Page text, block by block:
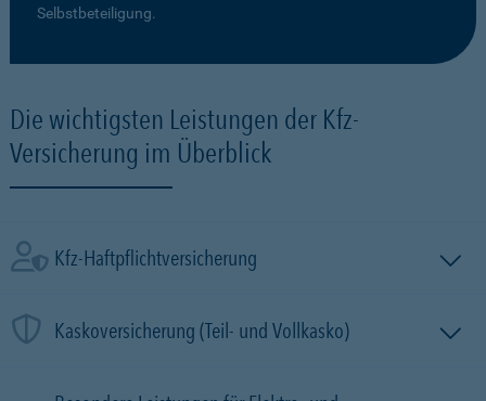
Selbstbeteiligung.
Die wichtigsten Leistungen der Kfz-
Versicherung im Überblick
Kfz-Haftpflichtversicherung
Kaskoversicherung (Teil- und Vollkasko)